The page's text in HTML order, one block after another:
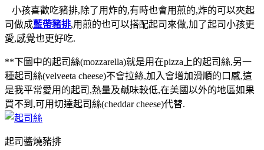
小孩喜歡吃豬排,除了用炸的,有時也會用煎的,炸的可以夾起
司做成藍帶豬排,用煎的也可以搭配起司來做,加了起司小孩更
愛,感覺也更好吃.
**下圖中的起司絲(mozzarella)就是用在pizza上的起司絲,另一
種起司絲(velveeta cheese)不會拉絲,加入會增加滑順的口感,這
是我平常愛用的起司,熱量及鹹味較低,在美國以外的地區如果
買不到,可用切達起司絲(cheddar cheese)代替.
起司醬燒豬排